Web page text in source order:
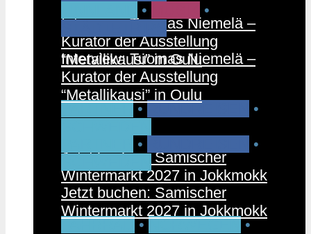
Interview: Tuomas Niemelä –
Kurator der Ausstellung
“Metallikausi” in Oulu
PARTNER • RUNDREISEN
•
Jetzt buchen: Samischer
Wintermarkt 2027 in Jokkmokk
FAHRRAD • NORWEGEN •
•
•
Interview: Tuomas Niemelä –
Kurator der Ausstellung
“Metallikausi” in Oulu
•
•
Jetzt buchen: Samischer
Wintermarkt 2027 in Jokkmokk